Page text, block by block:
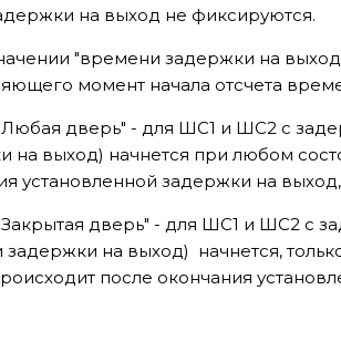
на выход не фиксируются.
"времени задержки на
момент начала отсчета
дверь" - для ШС1 и ШС2 с
на выход) начнется при любом
установленной задержки на
дверь" - для ШС1 и ШС2 с
на выход) начнется,
после окончания